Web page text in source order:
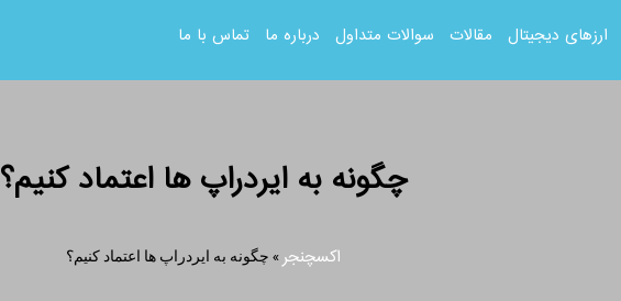
ارزهای دیجیتال مقالات سوالات متداول درباره ما تماس با ما
چگونه به ایردراپ ها اعتماد کنیم؟
اکسچنجر» چگونه به ایردراپ ها اعتماد کنیم؟